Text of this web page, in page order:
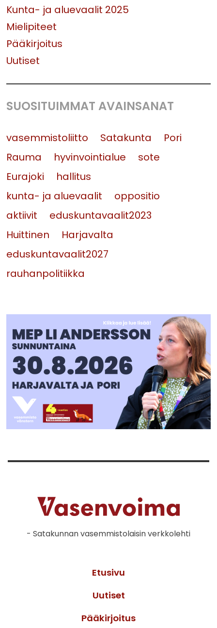
Kunta- ja aluevaalit 2025
Mielipiteet
Pääkirjoitus
Uutiset
SUOSITUIMMAT AVAINSANAT
vasemmistoliitto Satakunta
Pori
Rauma
hyvinvointialue
sote
Eurajoki
hallitus
kunta- ja aluevaalit
oppositio
aktiivit
eduskuntavaalit2023
Huittinen
Harjavalta
eduskuntavaalit2027
rauhanpolitiikka
- Satakunnan vasemmistolaisin verkkolehti
Etusivu
Uutiset
Pääkirjoitus